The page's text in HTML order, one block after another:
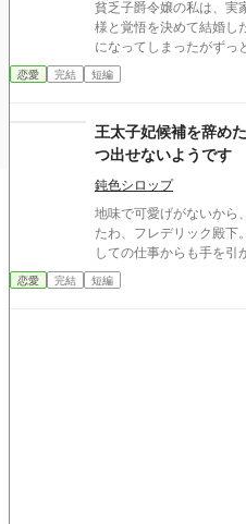
貧乏子爵令嬢の私は、実
様と覚悟を決めて結婚し
になってしまったがずっ
る。なので君を愛するつ
無く結婚をしたが、三年
たんですけど、それって
その後私が世間からど
ます？ いえ、いいです
交わしましょうね。どう
い。その方が表れたら慰
ますんで！ ふと思いついたので、一気に書きまし
た。ピスカル湖は白い湖
か薄く感じるかで家が金
（笑）
恋愛 完結 短編
王太子妃候補を辞め
つ出せないようです
鈍色シロップ
地味で可愛げがないから、婚約破
たわ、フレデリック殿下
しての仕事からも手を引か
令嬢クラリエッタに切り
は少しずつ狂い始める。
恋愛 完結 短編